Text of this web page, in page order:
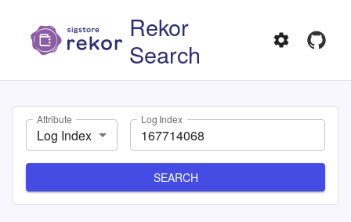
Rekor
Search
Attribute
Log Index
Log Index
SEARCH